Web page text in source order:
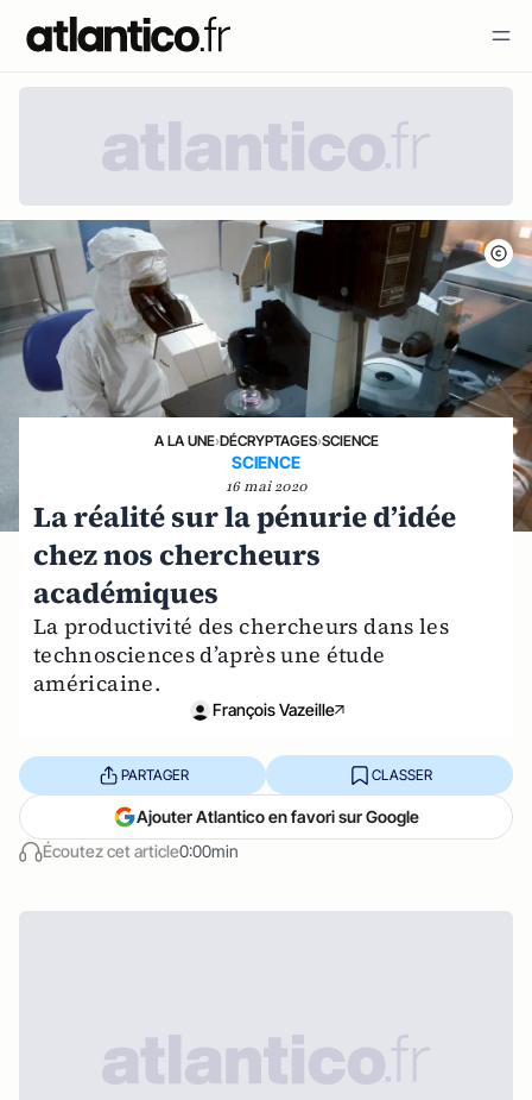
A LA UNE›DÉCRYPTAGES›SCIENCE
SCIENCE
16 mai 2020
La réalité sur la pénurie d’idée
chez nos chercheurs
académiques
La productivité des chercheurs dans les
technosciences d’après une étude
américaine.
François Vazeille
Écoutez cet article0:00min
PARTAGER CLASSER
Ajouter Atlantico en favori sur Google